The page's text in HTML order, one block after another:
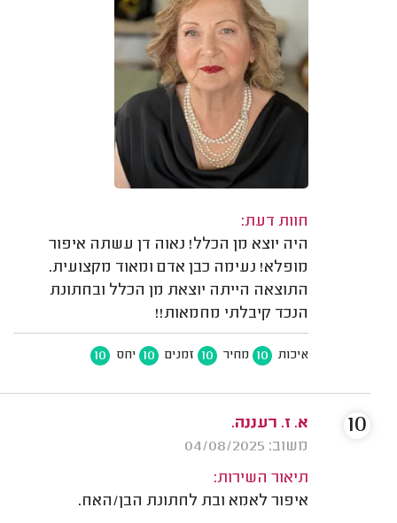
חוות דעת:
היה יוצא מן הכלל! נאוה דן עשתה איפור
מופלא! נעימה כבן אדם ומאוד מקצועית.
התוצאה הייתה יוצאת מן הכלל ובחתונת
הנכד קיבלתי מחמאות!!
איכות 10 מחיר 10 זמנים 10 יחס 10
א. ז. רעננה.
משוב: 04/08/2025
תיאור השירות:
איפור לאמא ובת לחתונת הבן/האח.
10